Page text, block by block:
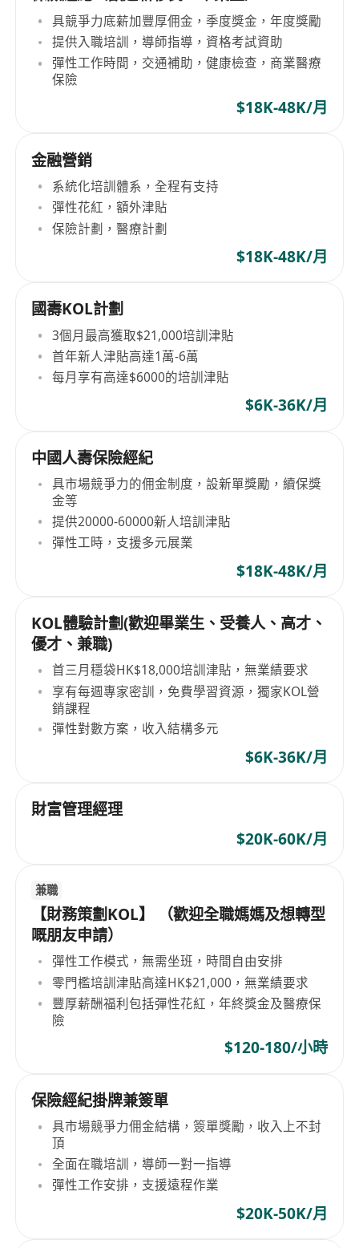
具競爭力底薪加豐厚佣金，季度獎金，年度獎勵
提供入職培訓，導師指導，資格考試資助
彈性工作時間，交通補助，健康檢查，商業醫療
保險
$18K-48K/月
金融營銷
系統化培訓體系，全程有支持
彈性花紅，額外津貼
保險計劃，醫療計劃
$18K-48K/月
國壽KOL計劃
3個月最高獲取$21,000培訓津貼
首年新人津貼高達1萬-6萬
每月享有高達$6000的培訓津貼
$6K-36K/月
中國人壽保險經紀
具市場競爭力的佣金制度，設新單獎勵，續保獎
金等
提供20000-60000新人培訓津貼
彈性工時，支援多元展業
$18K-48K/月
KOL體驗計劃(歡迎畢業生、受養人、高才、
優才、兼職)
首三月穩袋HK$18,000培訓津貼，無業績要求
享有每週專家密訓，免費學習資源，獨家KOL營
銷課程
彈性對數方案，收入結構多元
$6K-36K/月
財富管理經理
$20K-60K/月
兼職
【財務策劃KOL】 （歡迎全職媽媽及想轉型
嘅朋友申請）
彈性工作模式，無需坐班，時間自由安排
零門檻培訓津貼高達HK$21,000，無業績要求
豐厚薪酬福利包括彈性花紅，年終獎金及醫療保
險
$120-180/小時
保險經紀掛牌兼簽單
具市場競爭力佣金結構，簽單獎勵，收入上不封
頂
全面在職培訓，導師一對一指導
彈性工作安排，支援遠程作業
$20K-50K/月